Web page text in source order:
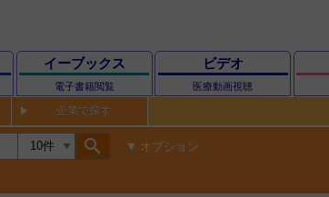
イーブックス
電子書籍閲覧
ビデオ
医療動画視聴
企業で探す
search オプション